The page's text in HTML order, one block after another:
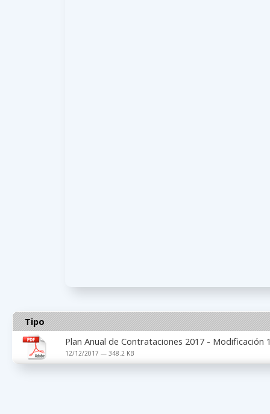
Tipo
Plan Anual de Contrataciones 2017 - Modificación
12/12/2017 — 348.2 KB